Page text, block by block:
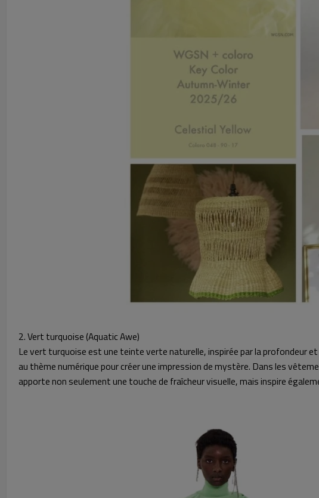
2. Vert turquoise (Aquatic Awe)
Le vert turquoise est une teinte verte naturelle, inspirée par la profondeur
au thème numérique pour créer une impression de mystère. Dans les
apporte non seulement une touche de fraîcheur visuelle, mais inspire